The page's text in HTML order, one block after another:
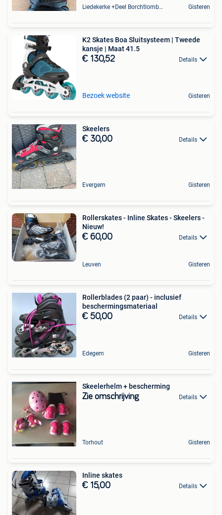
Liedekerke +Deel Borchtlombeek Gisteren
K2 Skates Boa Sluitsysteem | Tweede
kansje | Maat 41.5
€ 130,52 Details
Bezoek website Gisteren
Skeelers
€ 30,00 Details
Evergem Gisteren
Rollerskates - Inline Skates - Skeelers -
Nieuw!
€ 60,00 Details
Leuven Gisteren
Rollerblades (2 paar) - inclusief
beschermingsmateriaal
€ 50,00 Details
Edegem Gisteren
Skeelerhelm + bescherming
Zie omschrijving Details
Torhout Gisteren
Inline skates
€ 15,00 Details